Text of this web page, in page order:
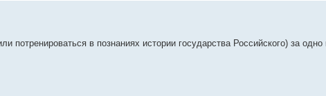
потренироваться в познаниях истории государства Российского) за